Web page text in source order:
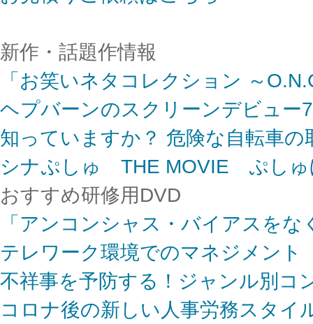
新作・話題作情報
「お笑いネタコレクション ～
ヘプバーンのスクリーンデビュー
知っていますか？ 危険な自転車の
シナぷしゅ THE MOVIE ぷしゅ
おすすめ研修用DVD
「アンコンシャス・バイアスを
テレワーク環境でのマネジメント
不祥事を予防する！ジャンル別コ
コロナ後の新しい人事労務スタイ